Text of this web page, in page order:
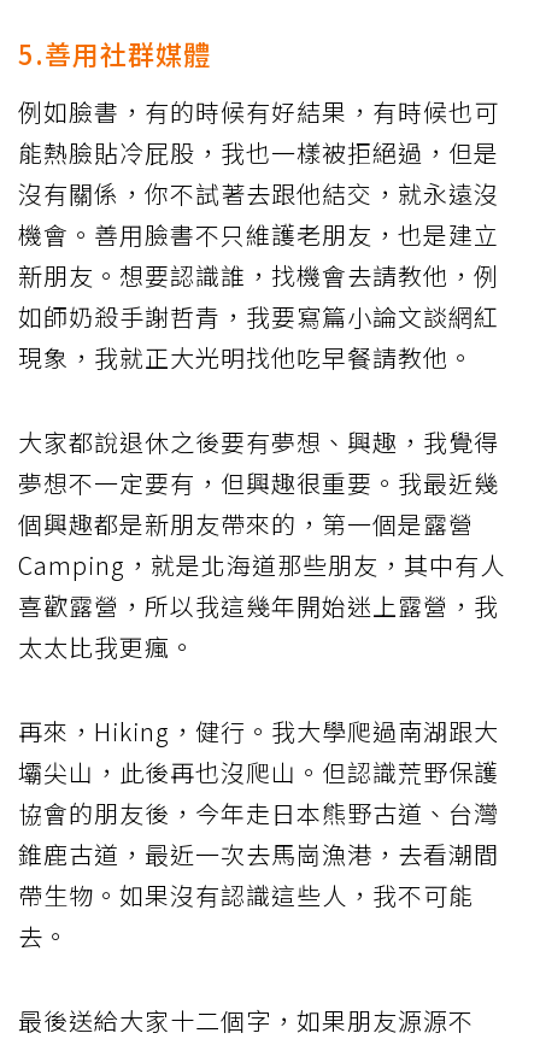
5.善用社群媒體
例如臉書，有的時候有好結果，有時候也可
能熱臉貼冷屁股，我也一樣被拒絕過，但是
沒有關係，你不試著去跟他結交，就永遠沒
機會。善用臉書不只維護老朋友，也是建立
新朋友。想要認識誰，找機會去請教他，例
如師奶殺手謝哲青，我要寫篇小論文談網紅
現象，我就正大光明找他吃早餐請教他。
大家都說退休之後要有夢想、興趣，我覺得
夢想不一定要有，但興趣很重要。我最近幾
個興趣都是新朋友帶來的，第一個是露營
Camping，就是北海道那些朋友，其中有人
喜歡露營，所以我這幾年開始迷上露營，我
太太比我更瘋。
再來，Hiking，健行。我大學爬過南湖跟大
壩尖山，此後再也沒爬山。但認識荒野保護
協會的朋友後，今年走日本熊野古道、台灣
錐鹿古道，最近一次去馬崗漁港，去看潮間
帶生物。如果沒有認識這些人，我不可能
去。
最後送給大家十二個字，如果朋友源源不